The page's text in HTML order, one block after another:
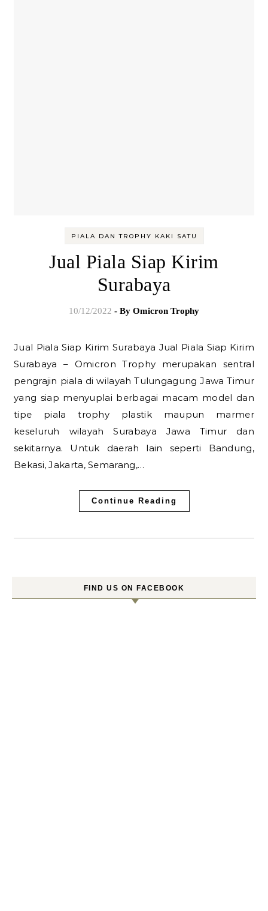
PIALA DAN TROPHY KAKI SATU
Jual Piala Siap Kirim
Surabaya
10/12/2022 - By Omicron Trophy
Jual Piala Siap Kirim Surabaya Jual Piala Siap Kirim
Surabaya – Omicron Trophy merupakan sentral
pengrajin piala di wilayah Tulungagung Jawa Timur
yang siap menyuplai berbagai macam model dan
tipe piala trophy plastik maupun marmer
keseluruh wilayah Surabaya Jawa Timur dan
sekitarnya. Untuk daerah lain seperti Bandung,
Bekasi, Jakarta, Semarang,…
Continue Reading
FIND US ON FACEBOOK